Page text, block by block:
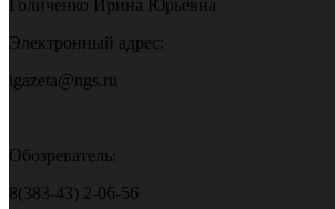
Голиченко Ирина Юрьевна
Электронный адрес:
igazeta@ngs.ru
Обозреватель:
8(383-43) 2-06-56